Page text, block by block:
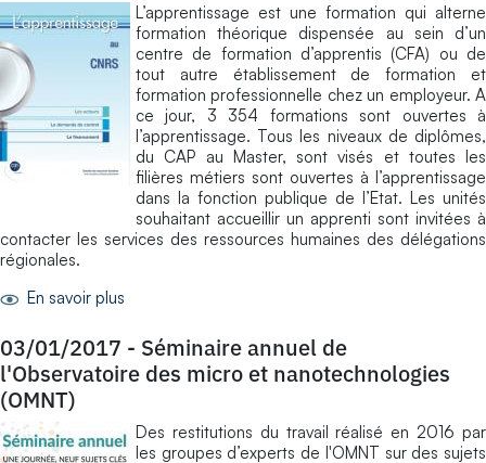
L’apprentissage est une formation qui alterne
formation théorique dispensée au sein d’un
centre de formation d’apprentis (CFA) ou de
tout autre établissement de formation et
formation professionnelle chez un employeur. A
ce jour, 3 354 formations sont ouvertes à
l’apprentissage. Tous les niveaux de diplômes,
du CAP au Master, sont visés et toutes les
filières métiers sont ouvertes à l’apprentissage
dans la fonction publique de l’Etat. Les unités
souhaitant accueillir un apprenti sont invitées à
contacter les services des ressources humaines des délégations
régionales.
En savoir plus
03/01/2017 - Séminaire annuel de
l'Observatoire des micro et nanotechnologies
(OMNT)
Des restitutions du travail réalisé en 2016 par
les groupes d’experts de l'OMNT sur des sujets